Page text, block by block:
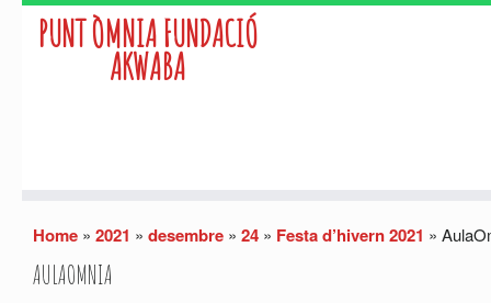
to
content
PUNT ÒMNIA FUNDACIÓ
AKWABA
Home » 2021 » desembre » 24 » Festa d’hivern 2021 »
AULAOMNIA